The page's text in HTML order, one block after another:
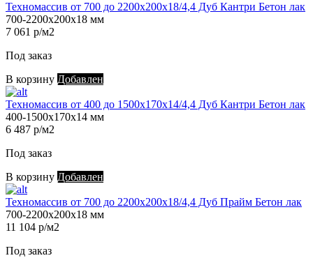
Техномассив от 700 до 2200х200х18/4,4 Дуб Кантри Бетон лак
700-2200х200х18 мм
7 061 р/м2
Под заказ
В корзину Добавлен
Техномассив от 400 до 1500х170х14/4,4 Дуб Кантри Бетон лак
400-1500х170х14 мм
6 487 р/м2
Под заказ
В корзину Добавлен
Техномассив от 700 до 2200х200х18/4,4 Дуб Прайм Бетон лак
700-2200х200х18 мм
11 104 р/м2
Под заказ